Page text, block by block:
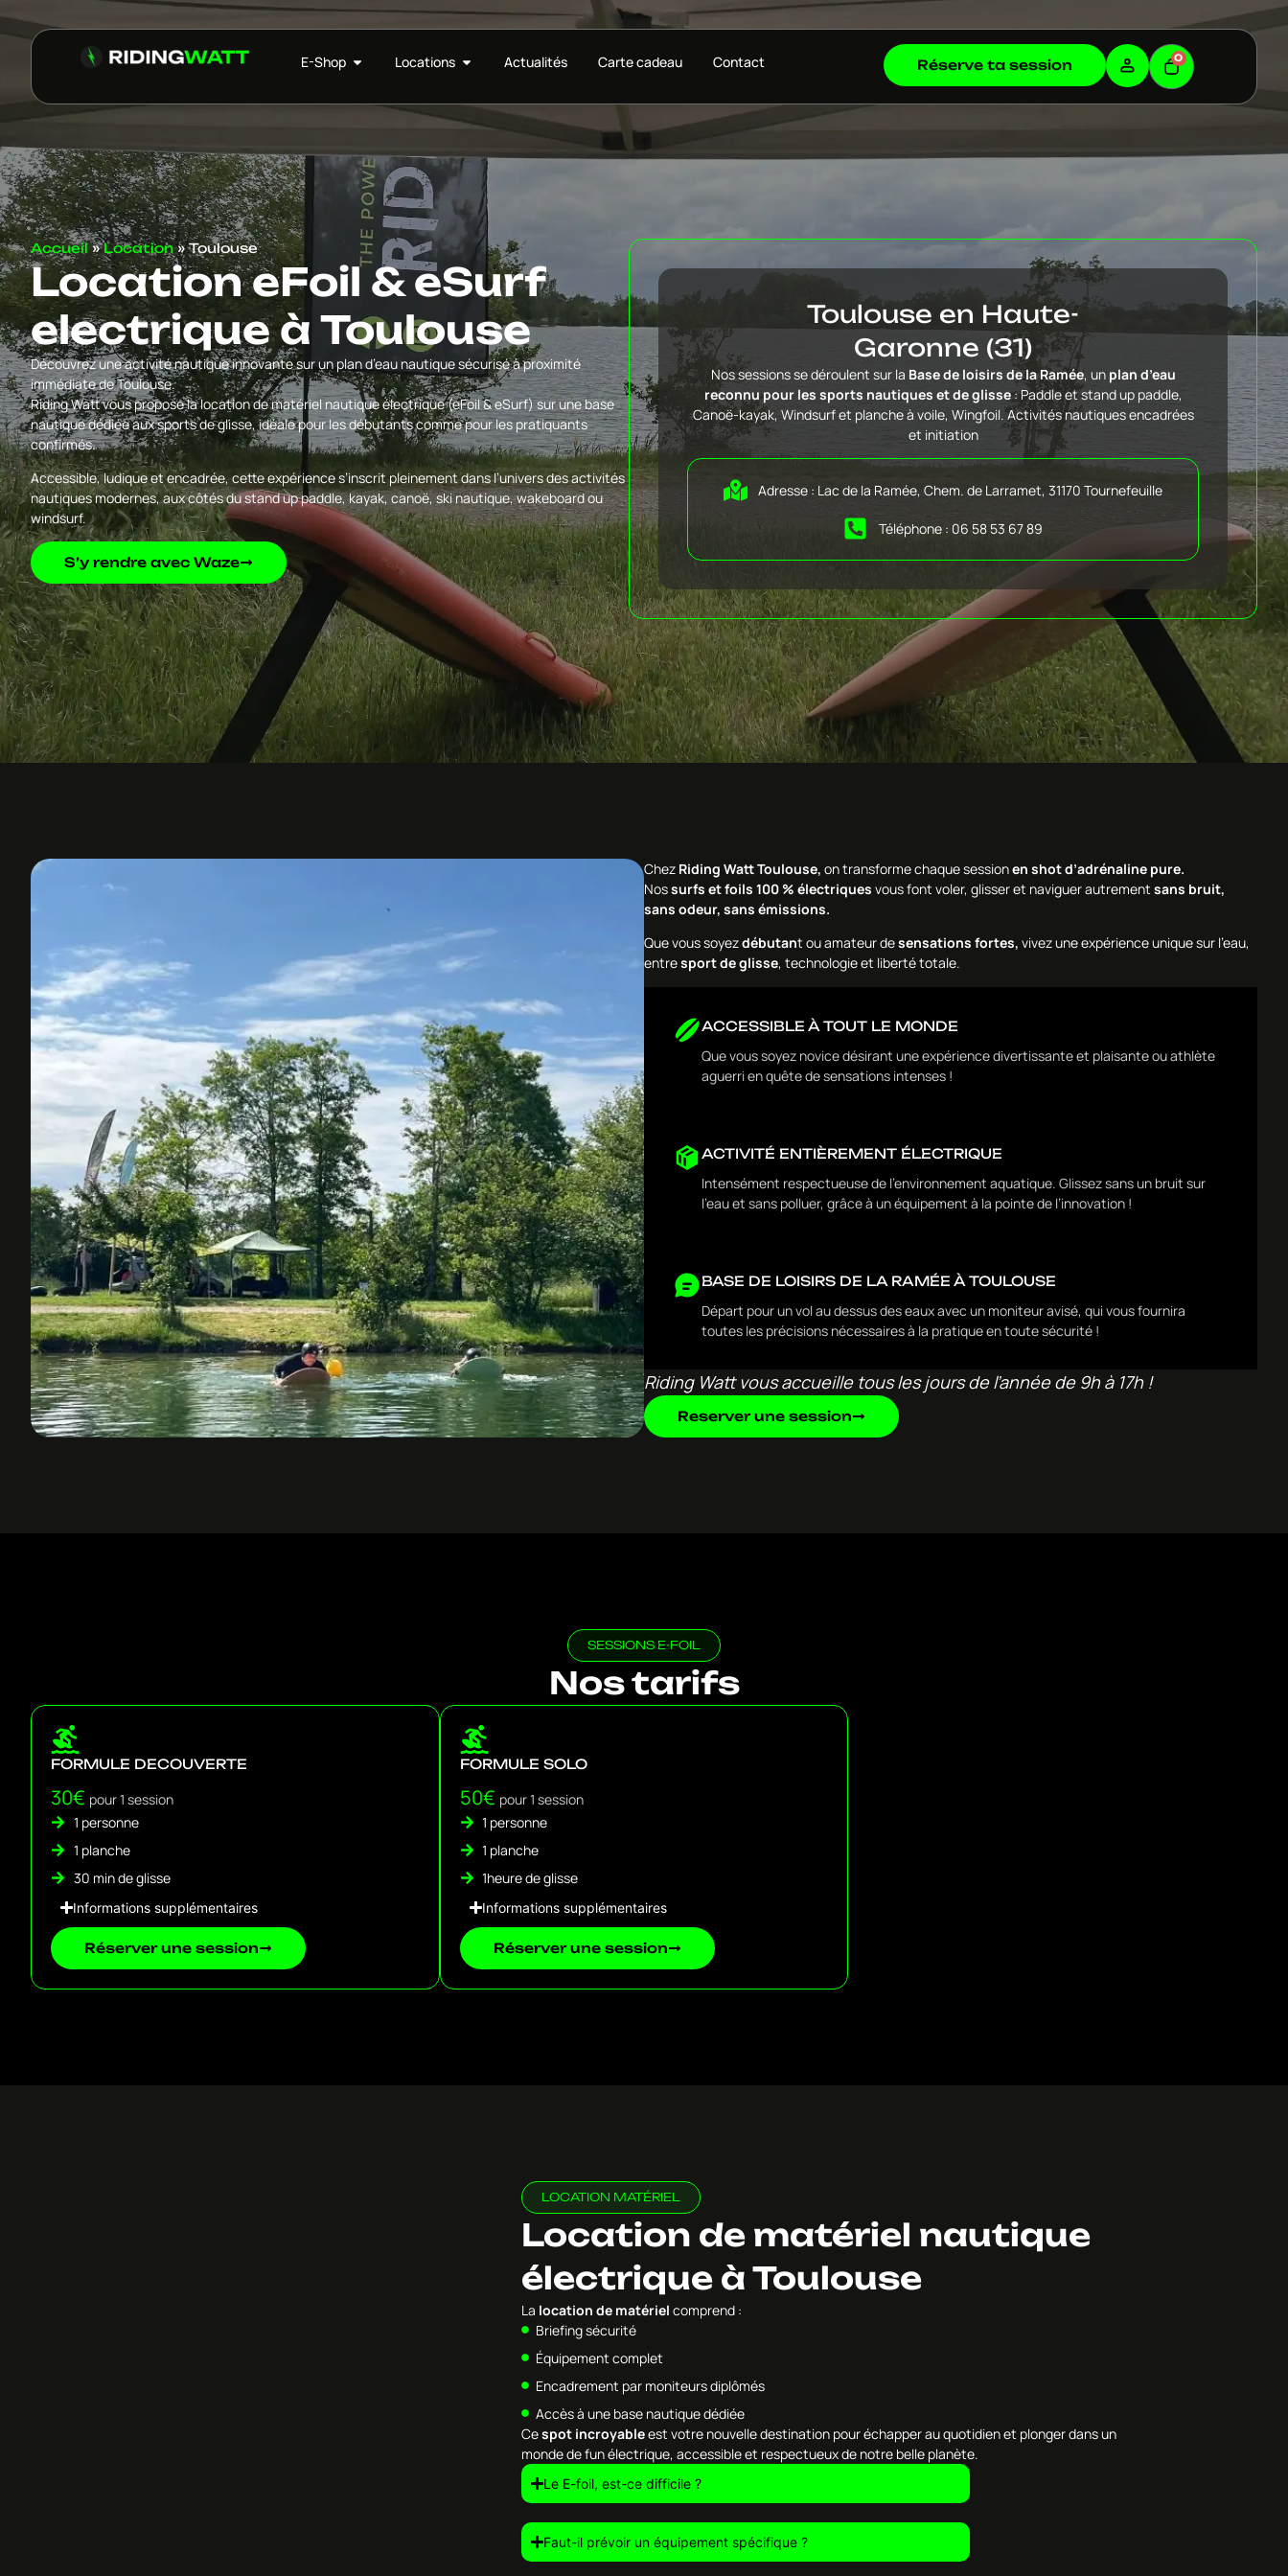
E-Shop Locations Actualités Carte cadeau Contact Réserve ta session 0
Accueil»Location»Toulouse
Location eFoil & eSurf
electrique à Toulouse
Découvrez une activité nautique innovante sur un plan d’eau nautique sécurisé à proximité
immédiate de Toulouse.
Riding Watt vous propose la location de matériel nautique électrique (eFoil & eSurf) sur une base
nautique dédiée aux sports de glisse, idéale pour les débutants comme pour les pratiquants
confirmés.
Accessible, ludique et encadrée, cette expérience s’inscrit pleinement dans l’univers des activités
nautiques modernes, aux côtés du stand up paddle, kayak, canoë, ski nautique, wakeboard ou
windsurf.
S’y rendre avec Waze
Toulouse en Haute-
Garonne (31)
Nos sessions se déroulent sur la Base de loisirs de la Ramée, un plan d’eau
reconnu pour les sports nautiques et de glisse: Paddle et stand up paddle,
Canoë-kayak, Windsurf et planche à voile, Wingfoil. Activités nautiques encadrées
et initiation
Adresse : Lac de la Ramée, Chem. de Larramet, 31170 Tournefeuille
Téléphone : 06 58 53 67 89
Chez Riding Watt Toulouse, on transforme chaque sessionen shot d’adrénaline pure.
Nossurfs et foils 100 % électriques vous font voler, glisser et naviguer autrement sans bruit,
sans odeur, sans émissions.
Que vous soyezdébutant ou amateur desensations fortes, vivez une expérience unique sur l’eau,
entresport de glisse, technologie et liberté totale.
ACCESSIBLE À TOUT LE MONDE
Que vous soyez novice désirant une expérience divertissante et plaisante ou athlète
aguerri en quête de sensations intenses !
ACTIVITÉ ENTIÈREMENT ÉLECTRIQUE
Intensément respectueuse de l’environnement aquatique. Glissez sans un bruit sur
l’eau et sans polluer, grâce à un équipement à la pointe de l’innovation !
BASE DE LOISIRS DE LA RAMÉE À TOULOUSE
Départ pour un vol au dessus des eaux avec un moniteur avisé, qui vous fournira
toutes les précisions nécessaires à la pratique en toute sécurité !
Riding Watt vous accueille tous les jours de l’année de 9h à 17h !
Reserver une session
SESSIONS E-FOIL
Nos tarifs
FORMULE DECOUVERTE
30€ pour 1 session
1 personne
1 planche
30 min de glisse
Informations supplémentaires
Réserver une session
FORMULE SOLO
50€ pour 1 session
1 personne
1 planche
1heure de glisse
Informations supplémentaires
Réserver une session
LOCATION MATÉRIEL
Location de matériel nautique
électrique à Toulouse
La location de matériel comprend :
Briefing sécurité
Équipement complet
Encadrement par moniteurs diplômés
Accès à une base nautique dédiée
Cespot incroyableest votre nouvelle destination pour échapper au quotidien et plonger dans un
monde de fun électrique, accessible et respectueux de notre belle planète.
Le E-foil, est-ce difficile ?
Faut-il prévoir un équipement spécifique ?